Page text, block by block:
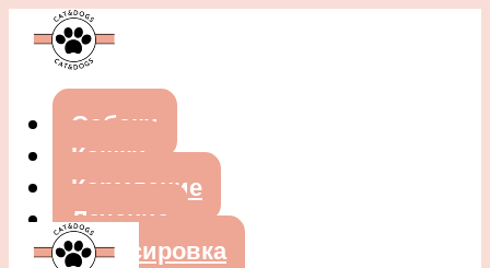
Собаки
Кошки
Кормление
Лечение
Дрессировка